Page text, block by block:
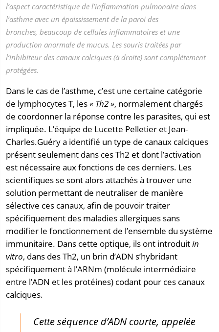
l’aspect caractéristique de l’inflammation pulmonaire dans
l’asthme avec un épaississement de la paroi des
bronches, beaucoup de cellules inflammatoires et une
production anormale de mucus. Les souris traitées par
l’inhibiteur des canaux calciques (à droite) sont complètement
protégées.
Dans le cas de l’asthme, c’est une certaine catégorie
de lymphocytes T, les« Th2 », normalement chargés
de coordonner la réponse contre les parasites, qui est
impliquée. L’équipe de Lucette Pelletier et Jean-
Charles.Guéry a identifié un type de canaux calciques
présent seulement dans ces Th2 et dont l’activation
est nécessaire aux fonctions de ces derniers. Les
scientifiques se sont alors attachés à trouver une
solution permettant de neutraliser de manière
sélective ces canaux, afin de pouvoir traiter
spécifiquement des maladies allergiques sans
modifier le fonctionnement de l’ensemble du système
immunitaire. Dans cette optique, ils ont introduitin
vitro, dans des Th2, un brin d’ADN s’hybridant
spécifiquement à l’ARNm (molécule intermédiaire
entre l’ADN et les protéines) codant pour ces canaux
calciques.
Cette séquence d’ADN courte, appelée